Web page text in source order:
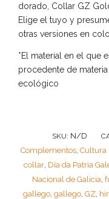
dorado, Collar GZ
Elige el tuyo y
otras versiones en
*El material en el que
procedente de
ecológico
SKU: N/D
Complementos, Cultura
collar, Día da Patria
Nacional de Galicia,
gallego, gallego, GZ,